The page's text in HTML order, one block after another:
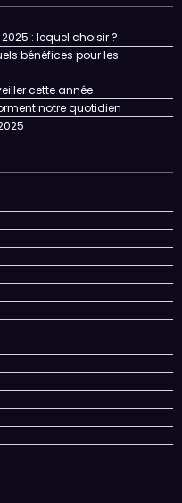
: lequel choisir ?
bénéfices pour les
cette année
notre quotidien